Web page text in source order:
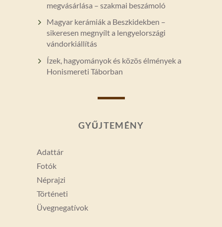
megvásárlása – szakmai beszámoló
Magyar kerámiák a Beszkidekben –
sikeresen megnyílt a lengyelországi
vándorkiállítás
Ízek, hagyományok és közös élmények a
Honismereti Táborban
GYŰJTEMÉNY
Adattár
Fotók
Néprajzi
Történeti
Üvegnegatívok